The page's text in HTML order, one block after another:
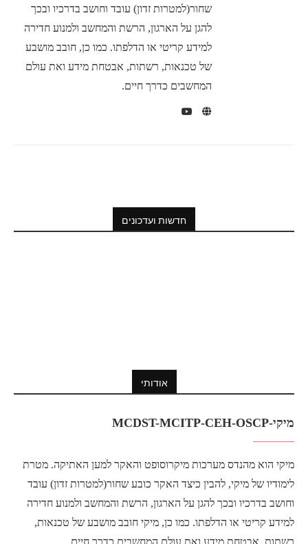
שחור(למטרות זדון) עובד וחושב בדרכיו ובכך
להגן על הארגון, הרשת והמחשב ולמנוע חדירה
למידע קריטי או הדלפתו. כמו כן, חובב מושבע
של טכנאות, רשתות, אבטחת מידע ואת עולם
המחשבים כדרך חיים.
חדשות ועדכונים
אודותי
מיקי-MCDST-MCITP-CEH-OSCP
מיקי הוא מהנדס מערכות מיקרוסופט והאקר למען האתיקה. מטרת
לימודיו של מיקי, להבין כיצד האקר כובע שחור(למטרות זדון) עובד
וחושב בדרכיו ובכך להגן על הארגון, הרשת והמחשב ולמנוע חדירה
למידע קריטי או הדלפתו. כמו כן, מיקי חובב מושבע של טכנאות,
רשתות, אבטחת מידע ואת עולם המחשבים כדרך חיים